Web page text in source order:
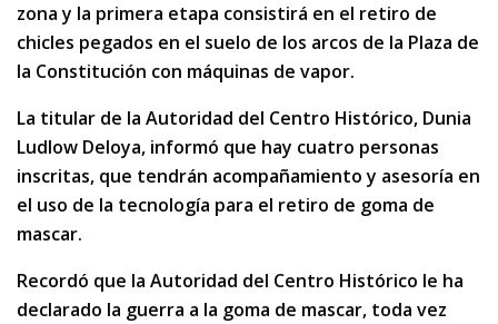
zona y la primera etapa consistirá en el retiro de
chicles pegados en el suelo de los arcos de la Plaza de
la Constitución con máquinas de vapor.
La titular de la Autoridad del Centro Histórico, Dunia
Ludlow Deloya, informó que hay cuatro personas
inscritas, que tendrán acompañamiento y asesoría en
el uso de la tecnología para el retiro de goma de
mascar.
Recordó que la Autoridad del Centro Histórico le ha
declarado la guerra a la goma de mascar, toda vez